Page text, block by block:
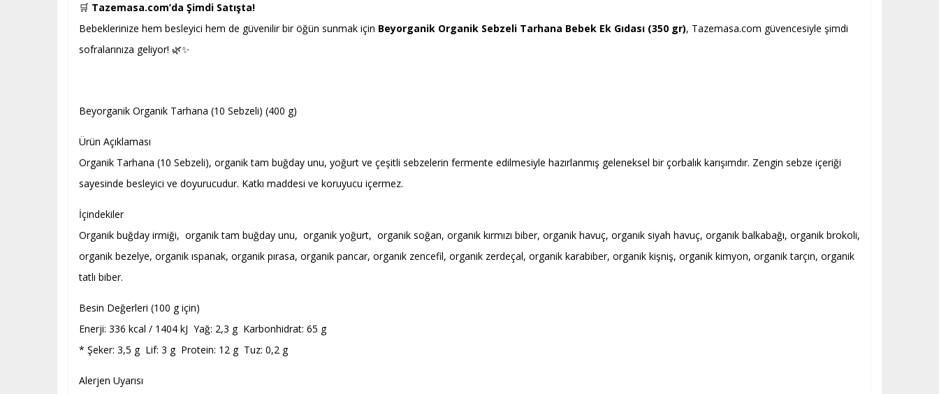
🛒 Tazemasa.com’da Şimdi Satışta!
Bebeklerinize hem besleyici hem de güvenilir bir öğün sunmak için Beyorganik Organik Sebzeli Tarhana Bebek Ek Gıdası (350 gr), Tazemasa.com güvencesiyle şimdi
sofralarınıza geliyor! 🌿✨
Beyorganik Organik Tarhana (10 Sebzeli) (400 g)
Ürün Açıklaması
Organik Tarhana (10 Sebzeli), organik tam buğday unu, yoğurt ve çeşitli sebzelerin fermente edilmesiyle hazırlanmış geleneksel bir çorbalık karışımdır. Zengin sebze içeriği
sayesinde besleyici ve doyurucudur. Katkı maddesi ve koruyucu içermez.
İçindekiler
Organik buğday irmiği, organik tam buğday unu, organik yoğurt, organik soğan, organik kırmızı biber, organik havuç, organik siyah havuç, organik balkabağı, organik brokoli,
organik bezelye, organik ıspanak, organik pırasa, organik pancar, organik zencefil, organik zerdeçal, organik karabiber, organik kişniş, organik kimyon, organik tarçın, organik
tatlı biber.
Besin Değerleri (100 g için)
Enerji: 336 kcal / 1404 kJ Yağ: 2,3 g Karbonhidrat: 65 g
* Şeker: 3,5 g Lif: 3 g Protein: 12 g Tuz: 0,2 g
Alerjen Uyarısı